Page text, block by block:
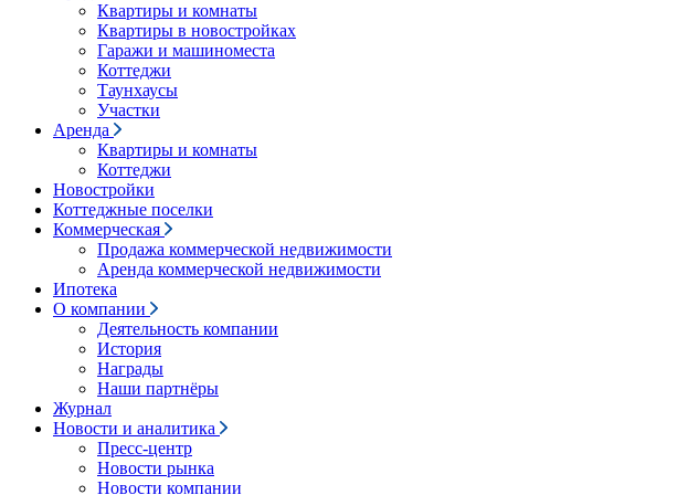
Квартиры и комнаты
Квартиры в новостройках
Гаражи и машиноместа
Коттеджи
Таунхаусы
Участки
Аренда
Квартиры и комнаты
Коттеджи
Новостройки
Коттеджные поселки
Коммерческая
Продажа коммерческой недвижимости
Аренда коммерческой недвижимости
Ипотека
О компании
Деятельность компании
История
Награды
Наши партнёры
Журнал
Новости и аналитика
Пресс-центр
Новости рынка
Новости компании